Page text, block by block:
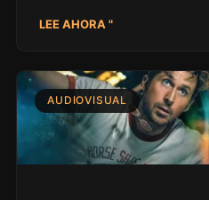
LEE AHORA "
AUDIOVISUAL